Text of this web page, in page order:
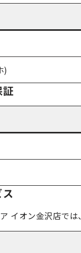
)
証
イオン金沢店では、